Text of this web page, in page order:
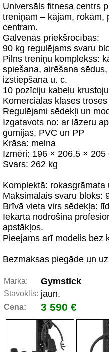
Universāls fitnesa centrs
treniņam – kājām, rokām,
centram.
Galvenās priekšrocības:
90 kg regulējams svaru
Pilns treniņu komplekss:
spiešana, airēšana
izstiepšana u. c.
10 pozīciju kabeļu
Komerciālas klases
Regulējami sēdekļi un
Izgatavots no: ar lāzeru
gumijas, PVC un PP
Krāsa: melna
Izmēri: 196 × 206.5 × 205
Svars: 262 kg
Komplektā:
Maksimālais svaru bloks:
Brīvā vieta virs sēdekļa:
Iekārta nodrošina
apstākļos.
Pieejams arī modelis bez
Bezmaksas piegāde un
Marka: Gymstick
Stāvoklis: jaun.
Cena: 3 590 €